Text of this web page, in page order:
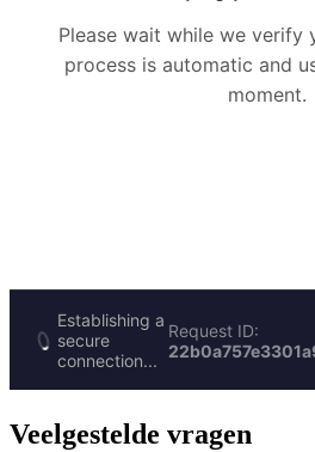
Veelgestelde vragen